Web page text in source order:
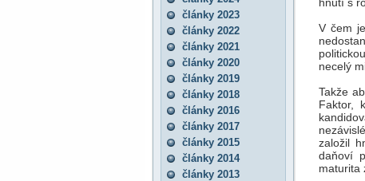
články 2023
články 2022
články 2021
články 2020
články 2019
články 2018
články 2016
články 2017
články 2015
články 2014
články 2013
V čem
necelý
Takže
Faktor,
založil
daňoví
maturita